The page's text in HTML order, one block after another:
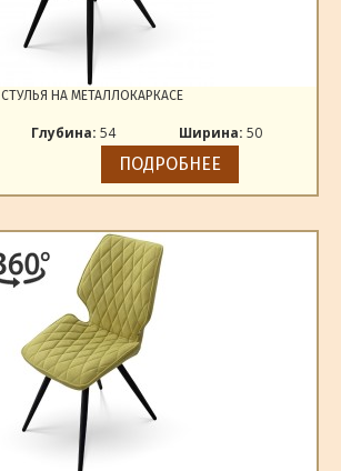
СТУЛЬЯ НА МЕТАЛЛОКАРКАСЕ
Глубина: 54 Ширина: 50
ПОДРОБНЕЕ